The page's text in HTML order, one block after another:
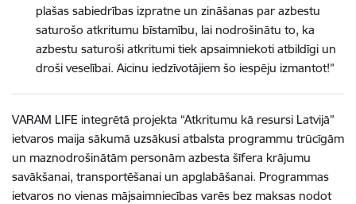
plašas sabiedrības izpratne un zināšanas par azbestu
saturošo atkritumu bīstamību, lai nodrošinātu to, ka
azbestu saturoši atkritumi tiek apsaimniekoti atbildīgi un
droši veselībai. Aicinu iedzīvotājiem šo iespēju izmantot!”
VARAM LIFE integrētā projekta “Atkritumu kā resursi Latvijā”
ietvaros maija sākumā uzsākusi atbalsta programmu trūcīgām
un maznodrošinātām personām azbesta šīfera krājumu
savākšanai, transportēšanai un apglabāšanai. Programmas
ietvaros no vienas mājsaimniecības varēs bez maksas nodot